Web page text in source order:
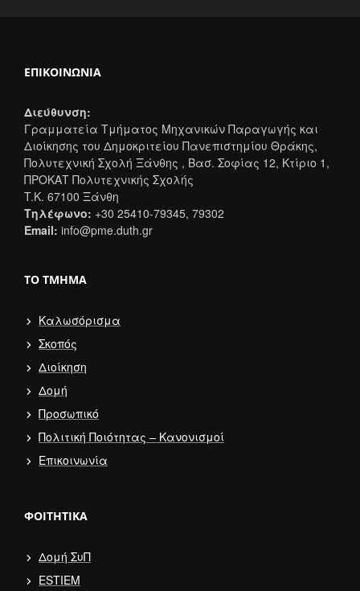
ΕΠΙΚΟΙΝΩΝΊΑ
Διεύθυνση:
Γραμματεία Τμήματος Μηχανικών Παραγωγής και
Διοίκησης του Δημοκριτείου Πανεπιστημίου Θράκης,
Πολυτεχνική Σχολή Ξάνθης , Βασ. Σοφίας 12, Κτίριο 1,
ΠΡΟΚΑΤ Πολυτεχνικής Σχολής
T.K. 67100 Ξάνθη
Τηλέφωνο: +30 25410-79345, 79302
Email: info@pme.duth.gr
ΤΟ ΤΜΉΜΑ
Καλωσόρισμα
Σκοπός
Διοίκηση
Δομή
Προσωπικό
Πολιτική Ποιότητας – Κανονισμοί
Επικοινωνία
ΦΟΙΤΗΤΙΚΆ
Δομή ΣυΠ
ESTIEM